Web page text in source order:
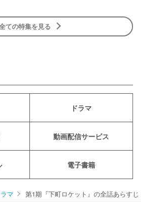
ての特集を見る
ドラマ
動画配信サービス
電子書籍
マ 第1期『下町ロケット』の全話あらす